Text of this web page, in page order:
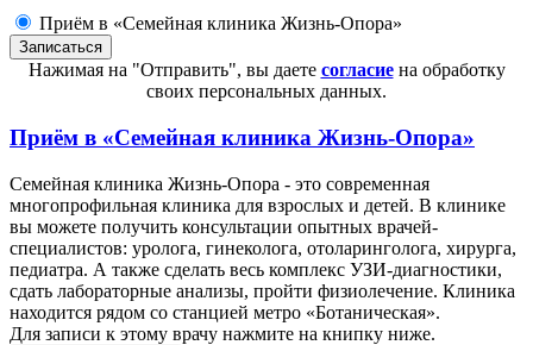
Приём в «Семейная клиника Жизнь-Опора»
Нажимая на "Отправить", вы даете согласиена обработку
своих персональных данных.
Приём в «Семейная клиника Жизнь-Опора»
Семейная клиника Жизнь-Опора - это современная
многопрофильная клиника для взрослых и детей. В клинике
вы можете получить консультации опытных врачей-
специалистов: уролога, гинеколога, отоларинголога, хирурга,
педиатра. А также сделать весь комплекс УЗИ-диагностики,
сдать лабораторные анализы, пройти физиолечение. Клиника
находится рядом со станцией метро «Ботаническая».
Для записи к этому врачу нажмите на книпку ниже.